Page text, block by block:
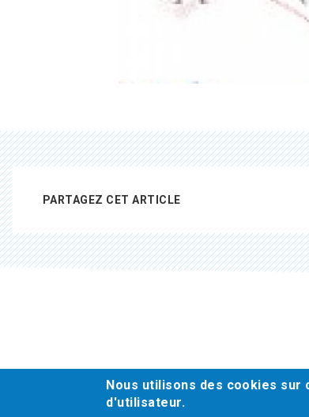
PARTAGEZ CET ARTICLE
Nous utilisons des cookies
d'utilisateur.